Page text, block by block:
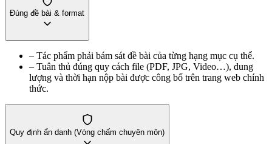
Đúng đề bài & format
– Tác phẩm phải bám sát đề bài của từng hạng mục cụ thể.
– Tuân thủ đúng quy cách file (PDF, JPG, Video…), dung
lượng và thời hạn nộp bài được công bố trên trang web chính
thức.
Quy định ẩn danh (Vòng chấm chuyên môn)